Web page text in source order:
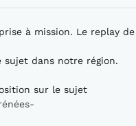
à mission. Le replay de
sujet dans notre région.
sur le sujet